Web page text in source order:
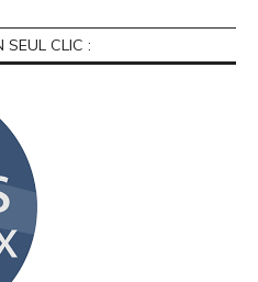
SEUL CLIC :